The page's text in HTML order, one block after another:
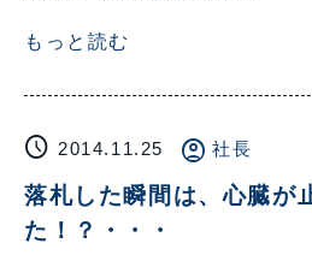
もっと読む
schedule 2014.11.25 account_circle 社長
落札した瞬間は、心臓が
た！？・・・